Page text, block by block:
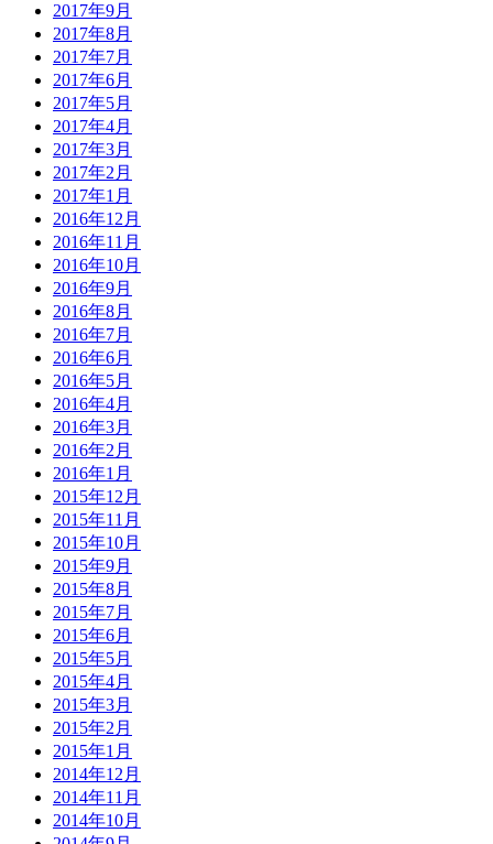
2017年9月
2017年8月
2017年7月
2017年6月
2017年5月
2017年4月
2017年3月
2017年2月
2017年1月
2016年12月
2016年11月
2016年10月
2016年9月
2016年8月
2016年7月
2016年6月
2016年5月
2016年4月
2016年3月
2016年2月
2016年1月
2015年12月
2015年11月
2015年10月
2015年9月
2015年8月
2015年7月
2015年6月
2015年5月
2015年4月
2015年3月
2015年2月
2015年1月
2014年12月
2014年11月
2014年10月